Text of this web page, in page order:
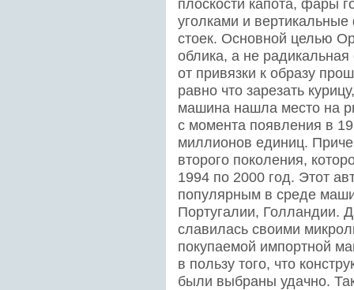
плоскости капота, фары
уголками и
стоек. Основной целью
облика, а не
от привязки к образу
равно что зарезать
машина нашла место на
с момента появления в
миллионов единиц.
второго поколения,
1994 по 2000 год. Этот
популярным в среде
Португалии, Голландии.
славилась своими
покупаемой импортной
в пользу того, что
были выбраны удачно.